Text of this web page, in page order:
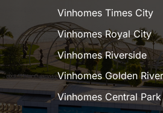
Vinhomes Times City
Vinhomes Royal City
Vinhomes Riverside
Vinhomes Golden River
Vinhomes Central Park